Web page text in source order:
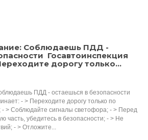
Соблюдаешь ПДД -
Госавтоинспекция
дорогу только...
ПДД - остаешься в безопасности
- > Переходите дорогу только по
> Соблюдайте сигналы светофора; - > Перед
часть, убедитесь в безопасности; - > Не
- > Отложите...